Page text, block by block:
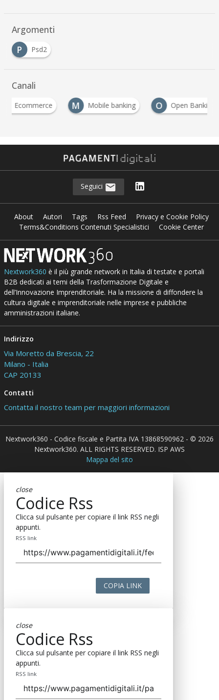
Argomenti
P
Psd2
Canali
M
Mobile banking O Open Banking P Psd2
Seguici
About Autori Tags Rss Feed
Privacy e Cookie Policy
Terms&Conditions Contenuti Specialistici
Cookie Center
Nextwork360 è il più grande network in Italia di testate e portali
B2B dedicati ai temi della Trasformazione Digitale e
dell’Innovazione Imprenditoriale. Ha la missione di diffondere la
cultura digitale e imprenditoriale nelle imprese e pubbliche
amministrazioni italiane.
Indirizzo
Via Moretto da Brescia, 22
Milano - Italia
CAP 20133
Contatti
Contatta il nostro team per maggiori informazioni
Nextwork360 - Codice fiscale e Partita IVA 13868590962 - © 2026
Nextwork360. ALL RIGHTS RESERVED. ISP AWS
Mappa del sito
close
Codice Rss
Clicca sul pulsante per copiare il link RSS negli
appunti.
RSS link
COPIA LINK
close
Codice Rss
Clicca sul pulsante per copiare il link RSS negli
appunti.
RSS link